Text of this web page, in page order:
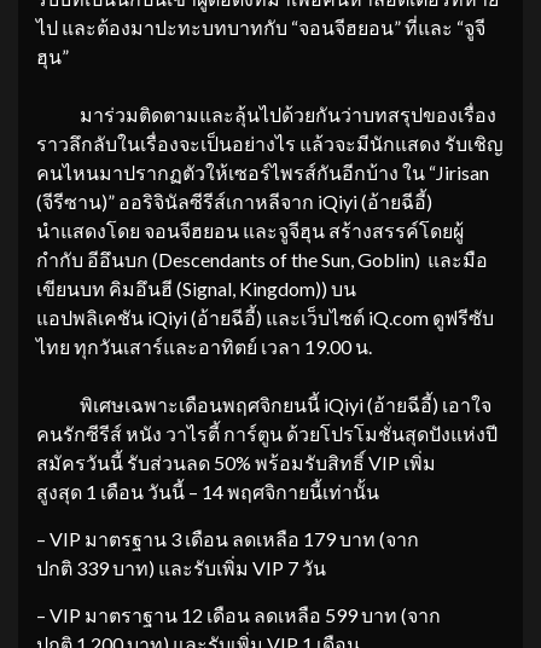
ไป และต้องมาปะทะบทบาทกับ “จอนจีฮยอน” ที่และ “จูจี
ฮุน”
มาร่วมติดตามและลุ้นไปด้วยกันว่าบทสรุปของเรื่อง
ราวลึกลับในเรื่องจะเป็นอย่างไร แล้วจะมีนักแสดง รับเชิญ
คนไหนมาปรากฏตัวให้เซอร์ไพรส์กันอีกบ้าง ใน “Jirisan
(จีรีซาน)” ออริจินัลซีรีส์เกาหลีจาก iQiyi (อ้ายฉีอี้)
นำแสดงโดย จอนจีฮยอน และจูจีฮุน สร้างสรรค์โดยผู้
กำกับ อีอึนบก (Descendants of the Sun, Goblin) และมือ
เขียนบท คิมอึนฮี (Signal, Kingdom)) บน
แอปพลิเคชัน iQiyi (อ้ายฉีอี้) และเว็บไซต์ iQ.com ดูฟรีซับ
ไทย ทุกวันเสาร์และอาทิตย์ เวลา 19.00 น.
พิเศษเฉพาะเดือนพฤศจิกยนนี้ iQiyi (อ้ายฉีอี้) เอาใจ
คนรักซีรีส์ หนัง วาไรตี้ การ์ตูน ด้วยโปรโมชั่นสุดปังแห่งปี
สมัครวันนี้ รับส่วนลด 50% พร้อมรับสิทธิ์ VIP เพิ่ม
สูงสุด 1 เดือน วันนี้ – 14 พฤศจิกายนี้เท่านั้น
– VIP มาตรฐาน 3 เดือน ลดเหลือ 179 บาท (จาก
ปกติ 339 บาท) และรับเพิ่ม VIP 7 วัน
– VIP มาตราฐาน 12 เดือน ลดเหลือ 599 บาท (จาก
ปกติ 1,200 บาท) และรับเพิ่ม VIP 1 เดือน